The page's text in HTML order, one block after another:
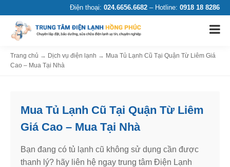
Điện thoại: 024.6656.6682 – Hotline: 0918 18 8286
Trang chủ → Dịch vụ điện lạnh → Mua Tủ Lạnh Cũ Tại Quận Từ Liêm Giá
Cao – Mua Tại Nhà
Mua Tủ Lạnh Cũ Tại Quận Từ Liêm
Giá Cao – Mua Tại Nhà
Bạn đang có tủ lạnh cũ không sử dụng cần được
thanh lý? hãy liên hệ ngay trung tâm Điện Lạnh